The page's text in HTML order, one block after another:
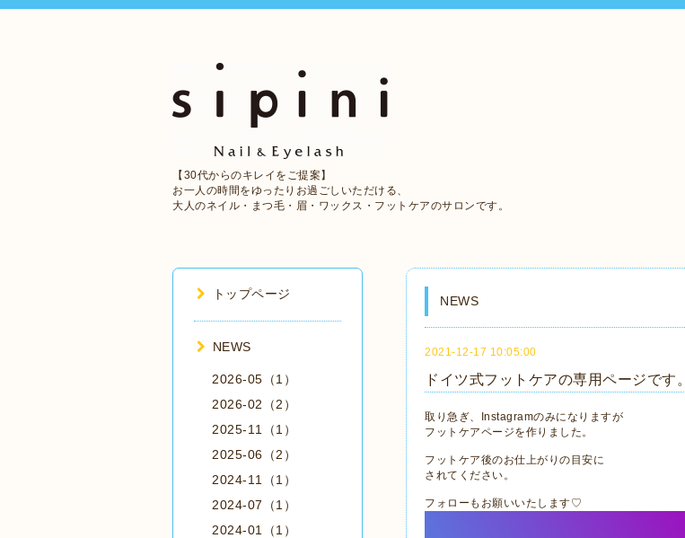
【30代からのキレイをご提案】
お一人の時間をゆったりお過ごしいただける、
大人のネイル・まつ毛・眉・ワックス・フットケアのサロンです。
NEWS
2021-12-17 10:05:00
ドイツ式フットケアの専用ページです。
取り急ぎ、Instagramのみになりますが
フットケアページを作りました。
フットケア後のお仕上がりの目安に
されてください。
フォローもお願いいたします♡
トップページ
NEWS
2026-05（1）
2026-02（2）
2025-11（1）
2025-06（2）
2024-11（1）
2024-07（1）
2024-01（1）